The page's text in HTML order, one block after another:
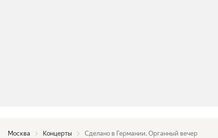
Москва Концерты Сделано в Германии. Органный вечер